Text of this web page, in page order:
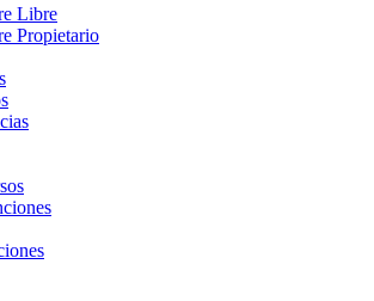
Libre
Propietario